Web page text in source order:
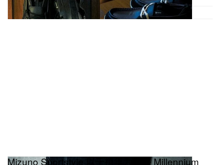
Mizuno Sportstyle 以千禧年为灵感 Millennium